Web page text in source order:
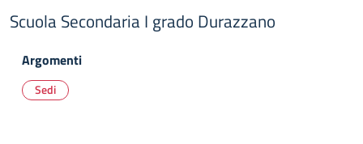
Scuola Secondaria I grado Durazzano
Argomenti
Sedi